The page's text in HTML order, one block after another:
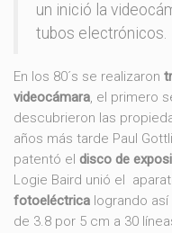
un inició la
tubos electrónicos.
En los 80´s se realizaron
videocámara, el primero
descubrieron las
años más tarde Paul
patentó el disco de
Logie Baird unió el
fotoeléctrica logrando
de 3.8 por 5 cm a 30